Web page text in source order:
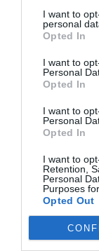
I want to
personal
Opted In
I want to
Personal
Opted In
I want to
Personal
Opted In
I want to
Retention,
Personal
Purposes
Opted Out
A